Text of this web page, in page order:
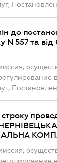
до
N 557 та